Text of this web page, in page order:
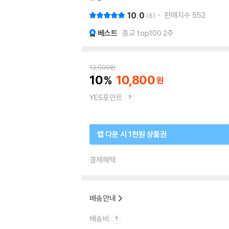
10.0 6 판매지수 552
베스트 종교 top100 2주
12,000원
10 10,800
YES포인트
앱 다운 시 1천원 상품권
결제혜택
배송안내
배송비